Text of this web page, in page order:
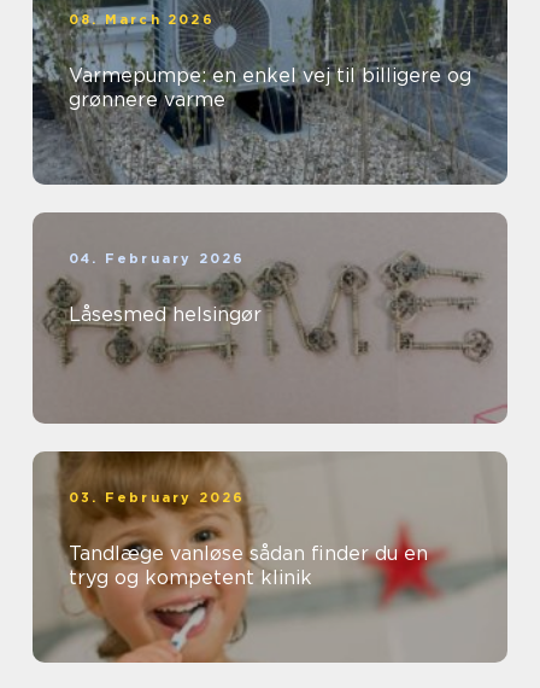
08. March 2026
Varmepumpe: en enkel vej til billigere og
grønnere varme
04. February 2026
Låsesmed helsingør
03. February 2026
Tandlæge vanløse sådan finder du en
tryg og kompetent klinik